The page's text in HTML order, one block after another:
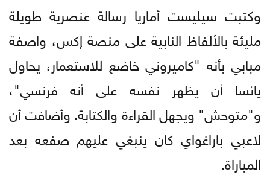
وكتبت سيليست أماريا رسالة عنصرية طويلة
مليئة بالألفاظ النابية على منصة إكس، واصفة
مبابي بأنه "كاميروني خاضع للاستعمار، يحاول
يائسا أن يظهر نفسه على أنه فرنسي"،
و"متوحش" ويجهل القراءة والكتابة. وأضافت أن
لاعبي باراغواي كان ينبغي عليهم صفعه بعد
المباراة.